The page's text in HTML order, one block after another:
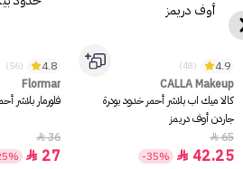
4.9
(48)
CALLA Makeup
كالا ميك اب بلاشر أحمر خدود بودرة
جاردن أوف دريمز
65

42.25

-35%
4.8
(56)
Flormar
فلورمار بلاشر
36

27
